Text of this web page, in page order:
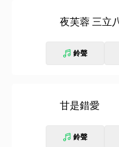
夜芙蓉
鈴聲
甘是錯愛
鈴聲